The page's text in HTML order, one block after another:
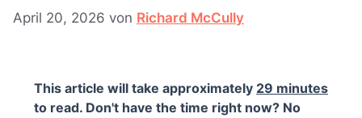
April 20, 2026 von Richard McCully
This article will take approximately 29 minutes
to read. Don't have the time right now? No